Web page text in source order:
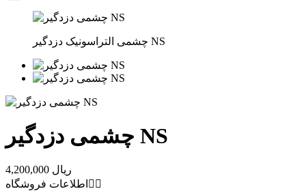
چشمی التراسونیک دزدگیر NS
چشمی دزدگیر NS
4,200,000 ریال
اطلاعات فروشگاه  